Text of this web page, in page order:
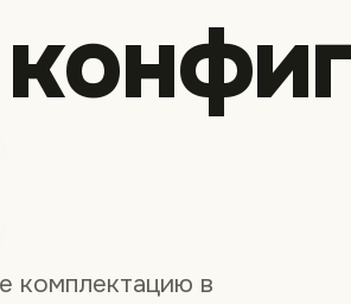
комплектацию в